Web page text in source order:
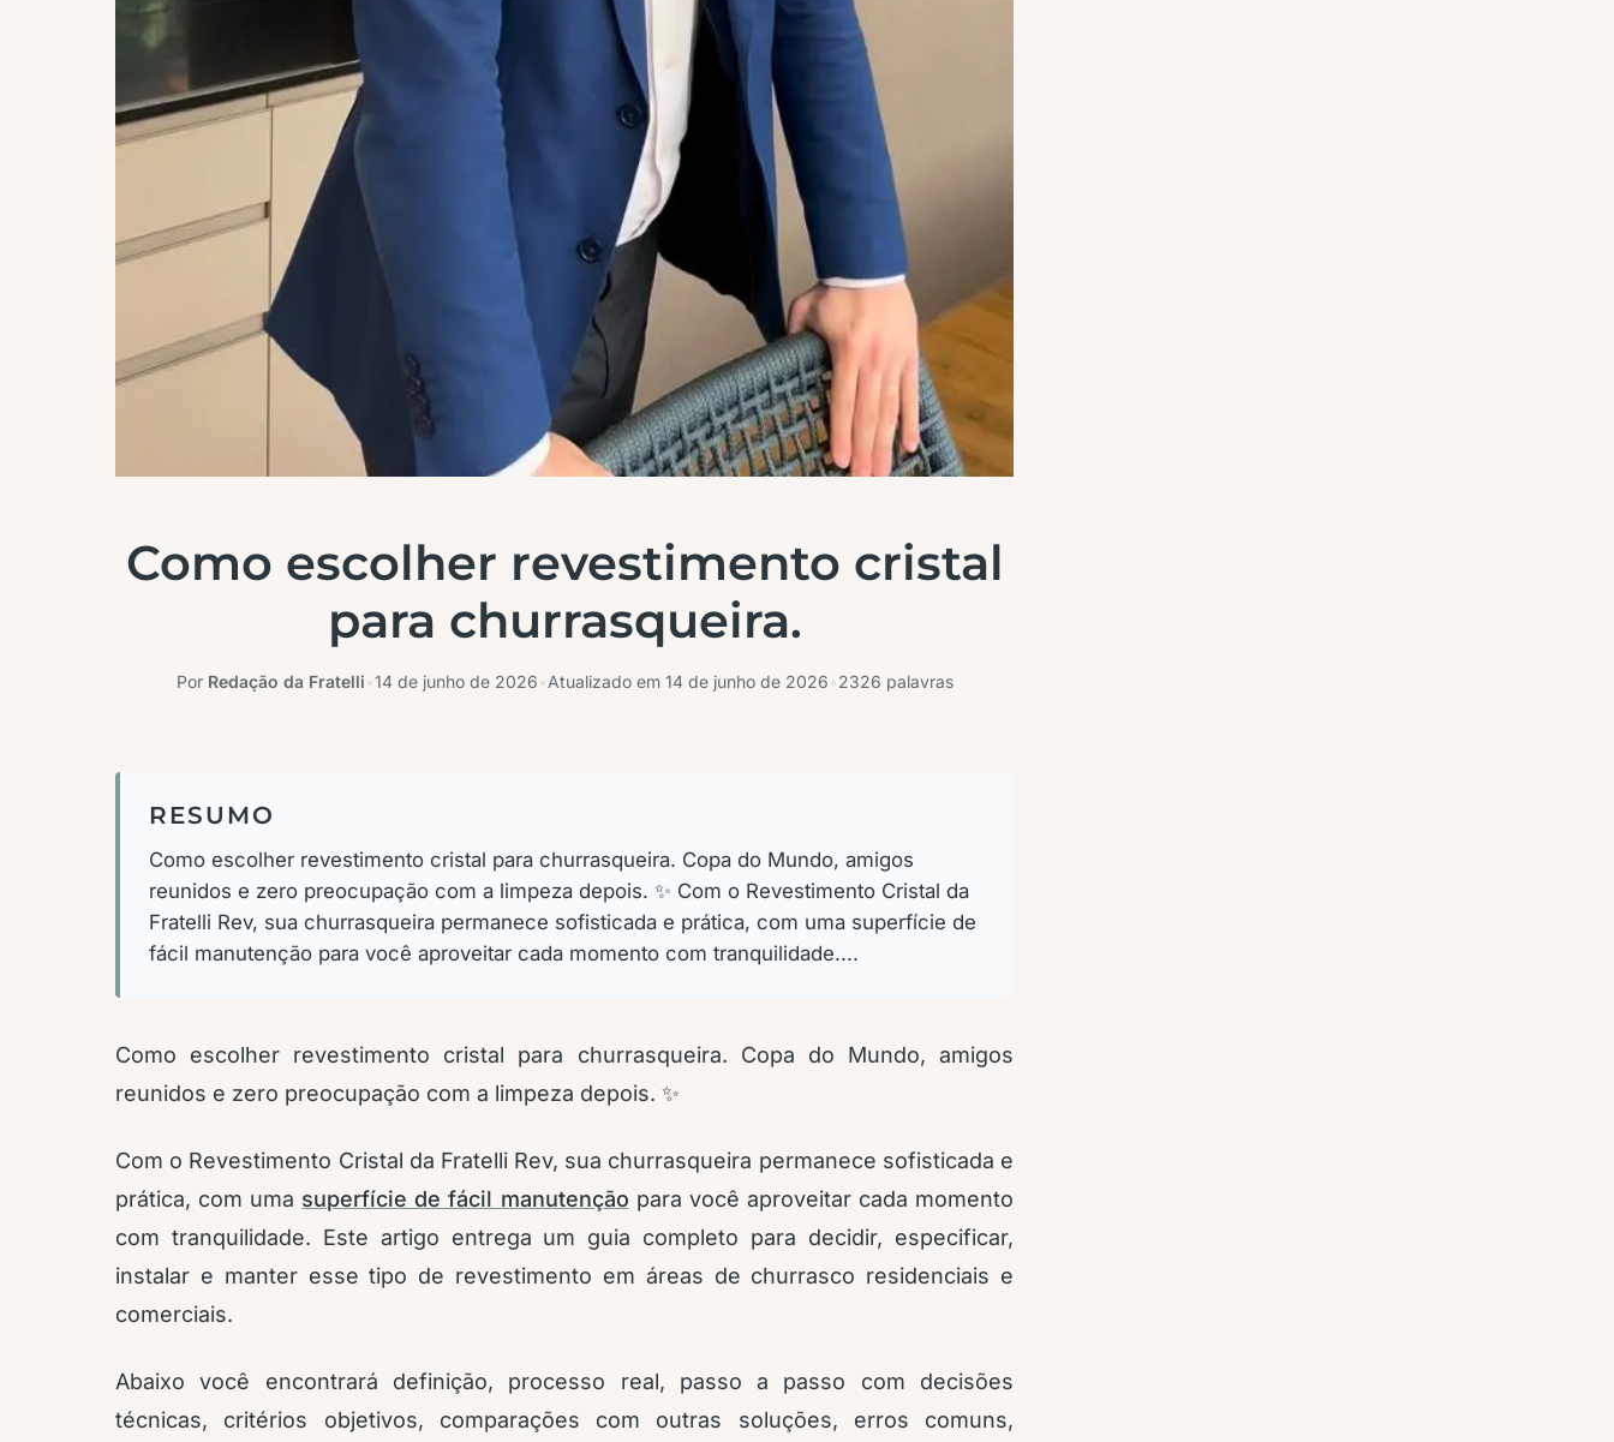
Como escolher revestimento cristal
para churrasqueira.
Por Redação da Fratelli 14 de junho de 2026 Atualizado em 14 de junho de 2026 2326 palavras
RESUMO
Como escolher revestimento cristal para churrasqueira. Copa do Mundo, amigos
reunidos e zero preocupação com a limpeza depois. ✨ Com o Revestimento Cristal da
Fratelli Rev, sua churrasqueira permanece sofisticada e prática, com uma superfície de
fácil manutenção para você aproveitar cada momento com tranquilidade....
Como escolher revestimento cristal para churrasqueira. Copa do Mundo, amigos
reunidos e zero preocupação com a limpeza depois. ✨
Com o Revestimento Cristal da Fratelli Rev, sua churrasqueira permanece sofisticada e
prática, com uma superfície de fácil manutenção para você aproveitar cada momento
com tranquilidade. Este artigo entrega um guia completo para decidir, especificar,
instalar e manter esse tipo de revestimento em áreas de churrasco residenciais e
comerciais.
Abaixo você encontrará definição, processo real, passo a passo com decisões
técnicas, critérios objetivos, comparações com outras soluções, erros comuns,